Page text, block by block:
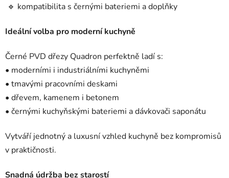
🔹 kompatibilita s černými bateriemi a doplňky
Ideální volba pro moderní kuchyně
Černé PVD dřezy Quadron perfektně ladí s:
• moderními i industriálními kuchyněmi
• tmavými pracovními deskami
• dřevem, kamenem i betonem
• černými kuchyňskými bateriemi a dávkovači saponátu
Vytváří jednotný a luxusní vzhled kuchyně bez kompromisů
v praktičnosti.
Snadná údržba bez starostí